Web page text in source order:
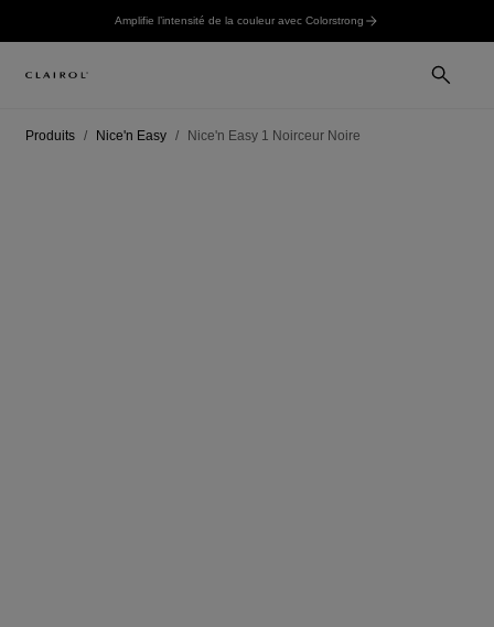
Amplifie l’intensité de la couleur avec Colorstrong
Produits Nice'n Easy Nice'n Easy 1 Noirceur Noire